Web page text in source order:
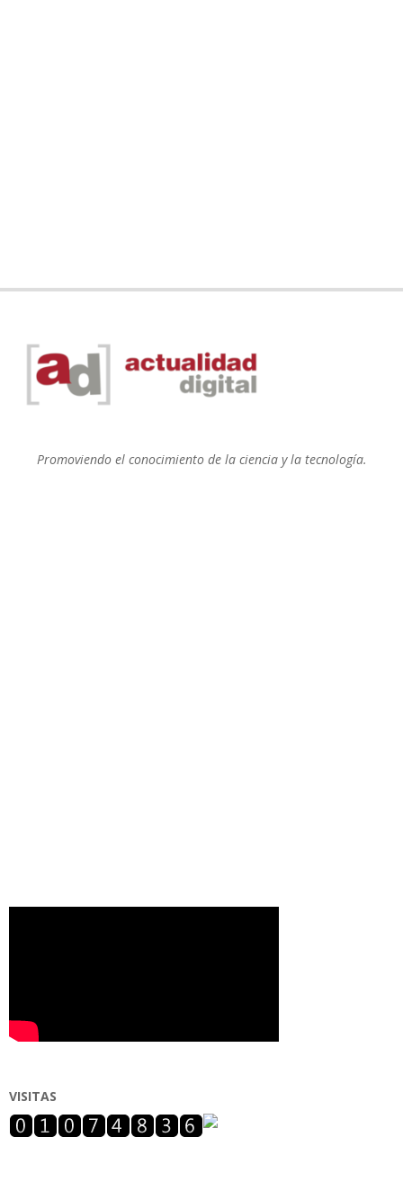
Promoviendo el conocimiento de la ciencia y la tecnología.
VISITAS